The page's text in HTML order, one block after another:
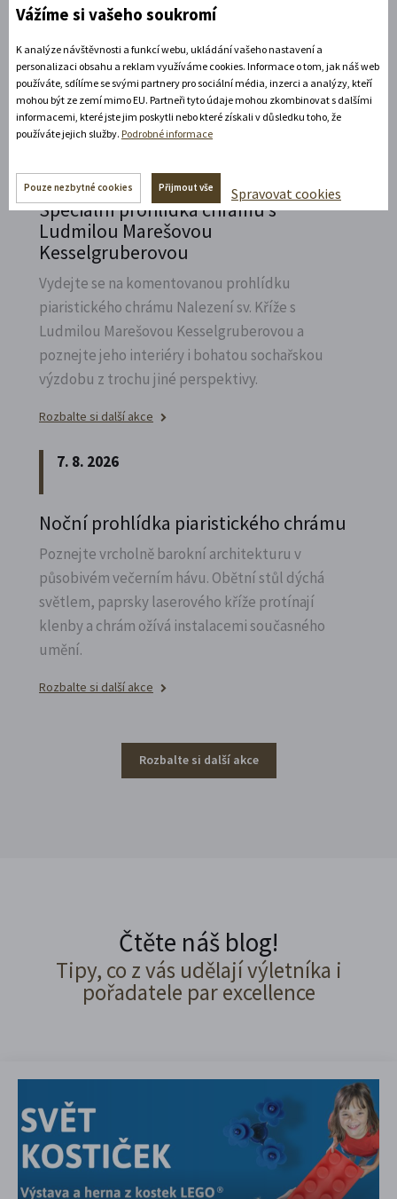
Přijeďte navštívit Státní zámek v Litomyšli a
vzpomenout na naší první českou závodnici,
Elišku Junkovou.
Rozbalte si další akce
Speciální prohlídka chrámu s
Ludmilou Marešovou
Kesselgruberovou
Vydejte se na komentovanou prohlídku
piaristického chrámu Nalezení sv. Kříže s
Ludmilou Marešovou Kesselgruberovou a
poznejte jeho interiéry i bohatou sochařskou
výzdobu z trochu jiné perspektivy.
Rozbalte si další akce
7. 8. 2026
Noční prohlídka piaristického chrámu
Poznejte vrcholně barokní architekturu v
působivém večerním hávu. Obětní stůl dýchá
světlem, paprsky laserového kříže protínají
klenby a chrám ožívá instalacemi současného
umění.
Rozbalte si další akce
Rozbalte si další akce
Čtěte náš blog!
Tipy, co z vás udělají výletníka i
pořadatele par excellence
Vážíme si vašeho soukromí
K analýze návštěvnosti a funkcí webu, ukládání vašeho nastavení a
personalizaci obsahu a reklam využíváme cookies. Informace o tom, jak náš web
používáte, sdílíme se svými partnery pro sociální média, inzerci a analýzy, kteří
mohou být ze zemí mimo EU. Partneři tyto údaje mohou zkombinovat s dalšími
informacemi, které jste jim poskytli nebo které získali v důsledku toho, že
používáte jejich služby. Podrobné informace
Pouze nezbytné cookies Přijmout vše Spravovat cookies